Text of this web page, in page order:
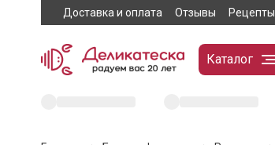
Доставка и оплата Отзывы Рецепты
Каталог